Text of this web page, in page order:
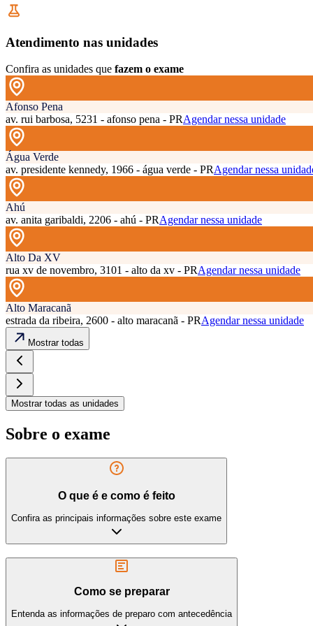
Atendimento nas unidades
Confira as unidades que fazem o exame
Afonso Pena
av. rui barbosa, 5231 - afonso pena - PRAgendar nessa unidade
Água Verde
av. presidente kennedy, 1966 - água verde - PRAgendar nessa
Ahú
av. anita garibaldi, 2206 - ahú - PRAgendar nessa unidade
Alto Da XV
rua xv de novembro, 3101 - alto da xv - PRAgendar nessa unidade
Alto Maracanã
estrada da ribeira, 2600 - alto maracanã - PRAgendar nessa unidade
Mostrar todas
Mostrar todas as unidades
Sobre o exame
O que é e como é feito
Confira as principais informações sobre este exame
Como se preparar
Entenda as informações de preparo com antecedência